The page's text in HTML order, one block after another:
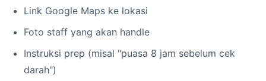
Link Google Maps ke lokasi
Foto staff yang akan handle
Instruksi prep (misal "puasa 8 jam sebelum cek
darah")